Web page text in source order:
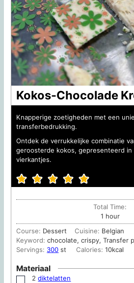
Kokos-Chocolade
Knapperige zoetigheden met een
transferbedrukking.
Ontdek de verrukkelijke combinatie
geroosterde kokos, gepresenteerd
vierkantjes.
Total Time:
1hour
hour
Course: Dessert Cuisine: Belgian
Keyword:chocolate, crispy, Transfer
Servings: 300 st Calories:10kcal
Materiaal
▢
2diktelatten